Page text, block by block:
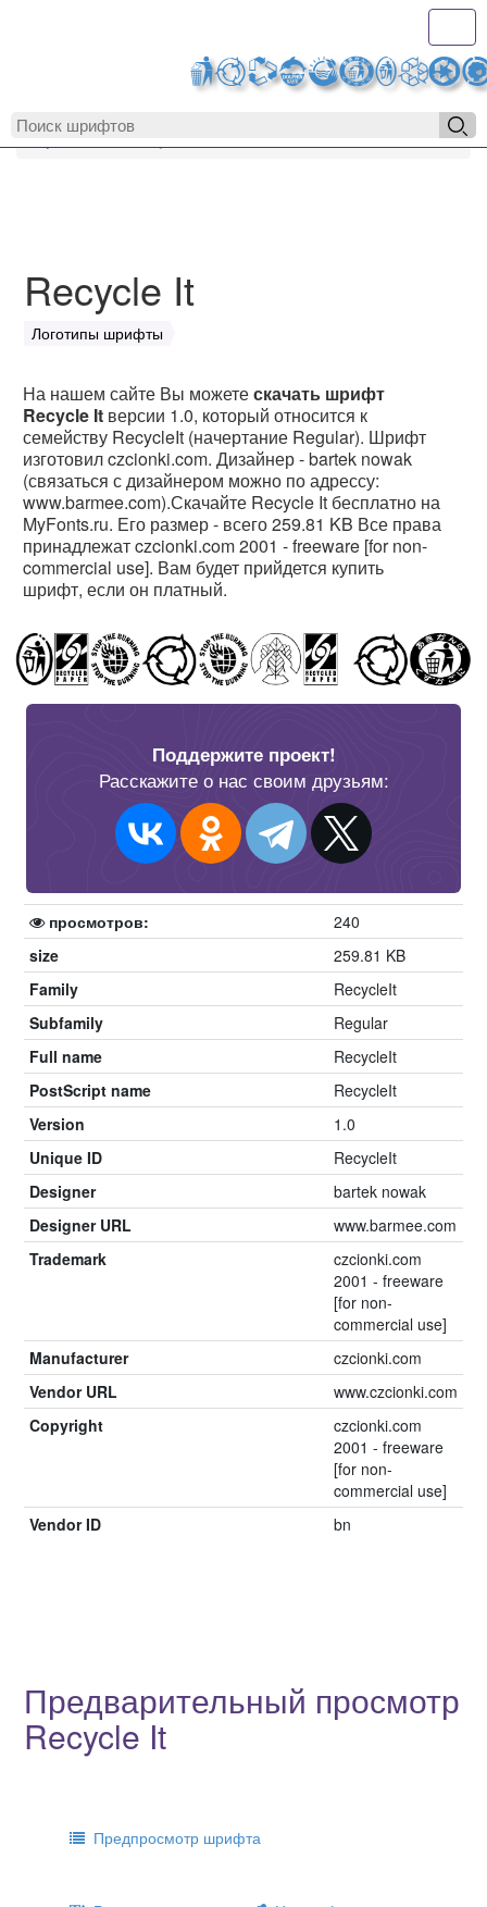
MyFonts.ru
Recycle It
Логотипы шрифты
На нашем сайте Вы можетескачать шрифт
Recycle It версии 1.0, который относится к
семейству RecycleIt (начертание Regular). Шрифт
изготовил czcionki.com. Дизайнер - bartek nowak
(связаться с дизайнером можно по адрессу:
www.barmee.com).Скачайте Recycle It бесплатно на
MyFonts.ru. Его размер - всего 259.81 KB Все права
принадлежат czcionki.com 2001 - freeware [for non-
commercial use]. Вам будет прийдется купить
шрифт, если он платный.
Поддержите проект!
Расскажите о нас своим друзьям:
просмотров:
240
size
259.81 KB
Family
RecycleIt
Subfamily
Regular
Full name
RecycleIt
PostScript name
RecycleIt
Version
1.0
Unique ID
RecycleIt
Designer
bartek nowak
Designer URL
www.barmee.com
Trademark
czcionki.com
2001 - freeware
[for non-
commercial use]
Manufacturer
czcionki.com
Vendor URL
www.czcionki.com
Copyright
czcionki.com
2001 - freeware
[for non-
commercial use]
Vendor ID
bn
Предварительный просмотр
Recycle It
Предпросмотр шрифта